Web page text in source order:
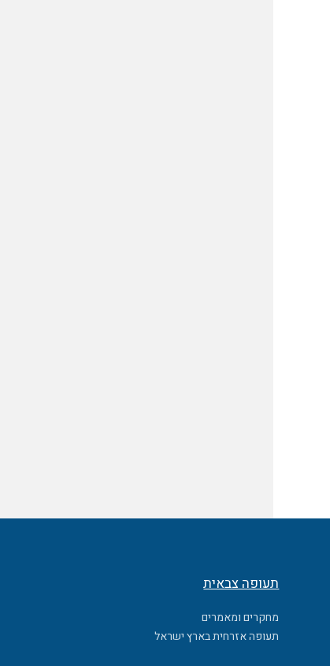
תעופה צבאית
מחקרים ומאמרים
תעופה אזרחית בארץ ישראל